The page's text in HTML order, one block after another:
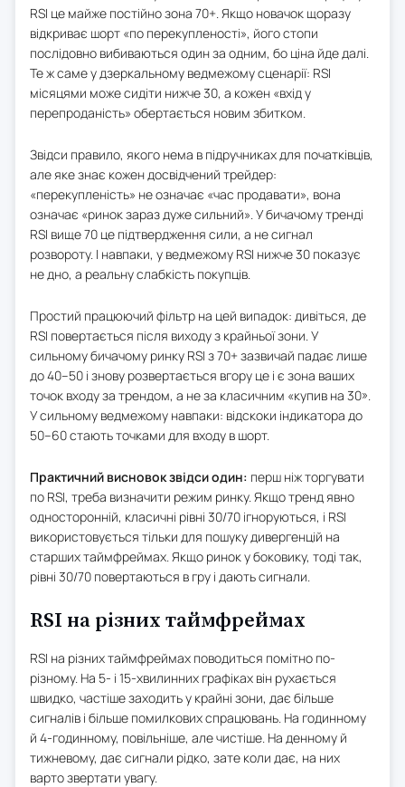
RSI це майже постійно зона 70+. Якщо новачок щоразу
відкриває шорт «по перекупленості», його стопи
послідовно вибиваються один за одним, бо ціна йде далі.
Те ж саме у дзеркальному ведмежому сценарії: RSI
місяцями може сидіти нижче 30, а кожен «вхід у
перепроданість» обертається новим збитком.
Звідси правило, якого нема в підручниках для початківців,
але яке знає кожен досвідчений трейдер:
«перекупленість» не означає «час продавати», вона
означає «ринок зараз дуже сильний». У бичачому тренді
RSI вище 70 це підтвердження сили, а не сигнал
розвороту. І навпаки, у ведмежому RSI нижче 30 показує
не дно, а реальну слабкість покупців.
Простий працюючий фільтр на цей випадок: дивіться, де
RSI повертається після виходу з крайньої зони. У
сильному бичачому ринку RSI з 70+ зазвичай падає лише
до 40–50 і знову розвертається вгору це і є зона ваших
точок входу за трендом, а не за класичним «купив на 30».
У сильному ведмежому навпаки: відскоки індикатора до
50–60 стають точками для входу в шорт.
Практичний висновок звідси один: перш ніж торгувати
по RSI, треба визначити режим ринку. Якщо тренд явно
односторонній, класичні рівні 30/70 ігноруються, і RSI
використовується тільки для пошуку дивергенцій на
старших таймфреймах. Якщо ринок у боковику, тоді так,
рівні 30/70 повертаються в гру і дають сигнали.
RSI на різних таймфреймах
RSI на різних таймфреймах поводиться помітно по-
різному. На 5- і 15-хвилинних графіках він рухається
швидко, частіше заходить у крайні зони, дає більше
сигналів і більше помилкових спрацювань. На годинному
й 4-годинному, повільніше, але чистіше. На денному й
тижневому, дає сигнали рідко, зате коли дає, на них
варто звертати увагу.